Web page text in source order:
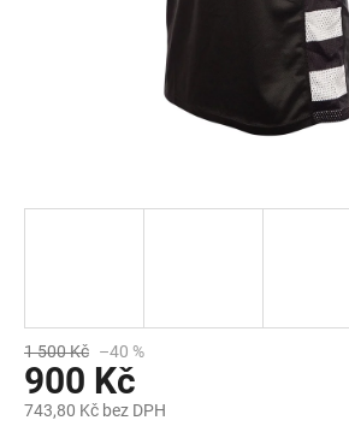
1 500 Kč –40 %
900 Kč
743,80 Kč bez DPH